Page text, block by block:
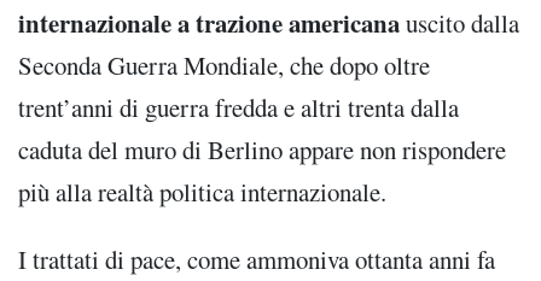
internazionale a trazione americanauscito dalla
Seconda Guerra Mondiale, che dopo oltre
trent’anni di guerra fredda e altri trenta dalla
caduta del muro di Berlino appare non rispondere
più alla realtà politica internazionale.
I trattati di pace, come ammoniva ottanta anni fa